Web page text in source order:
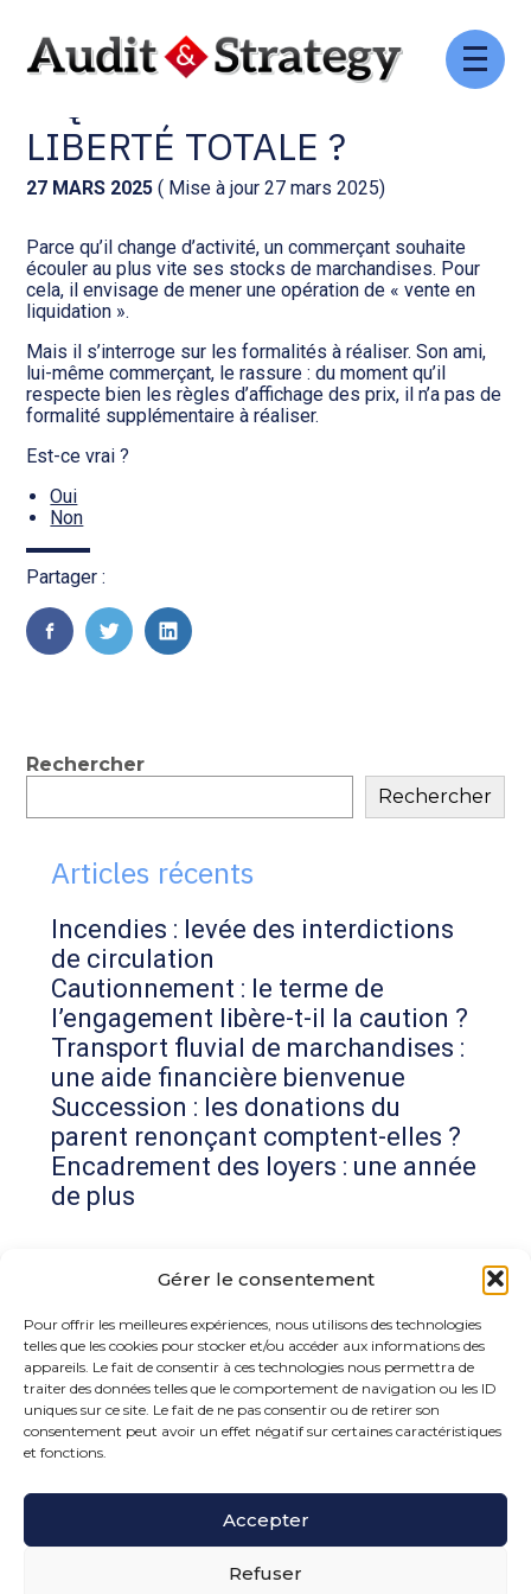
Gérer le consentement
Pour offrir les meilleures expériences, nous utilisons des technologies
telles que les cookies pour stocker et/ou accéder aux informations des
appareils. Le fait de consentir à ces technologies nous permettra de
traiter des données telles que le comportement de navigation ou les ID
uniques sur ce site. Le fait de ne pas consentir ou de retirer son
consentement peut avoir un effet négatif sur certaines caractéristiques
et fonctions.
Accepter
Refuser
Aller
Comptabilité et conseil
Social et ressources humaines
Assistance juridique
Pilotage d’entreprise
Gestion de patrimoine
Procédures collectives
Transition numérique
Gestion des documents : ISuite
Tenue de votre comptabilité :
ACD
EVOLIZ
Facturation et pilotage : MEG
Analyse et tableau de bord :
WAIBI
humaines : SILAE
LIQUIDATION TOTALE :
LIBERTÉ TOTALE ?
27 MARS 2025 ( Mise à jour 27 mars 2025)
Parce qu’il change d’activité, un commerçant souhaite
écouler au plus vite ses stocks de marchandises. Pour
cela, il envisage de mener une opération de « vente en
liquidation ».
Mais il s’interroge sur les formalités à réaliser. Son ami,
lui-même commerçant, le rassure : du moment qu’il
respecte bien les règles d’affichage des prix, il n’a pas de
formalité supplémentaire à réaliser.
Est-ce vrai ?
Oui
Non
Partager :
FaceBook
TwitterLinkedIn
Blog
sidebar
Rechercher
Rechercher
Articles récents
Incendies : levée des interdictions
de circulation
Cautionnement : le terme de
l’engagement libère-t-il la caution ?
Transport fluvial de marchandises :
une aide financière bienvenue
Succession : les donations du
parent renonçant comptent-elles ?
Encadrement des loyers : une année
de plus
Commentaires récents
Aucun commentaire à afficher.
15 rue de la Bonne Rencontre – 77860 Quincy
Voisins